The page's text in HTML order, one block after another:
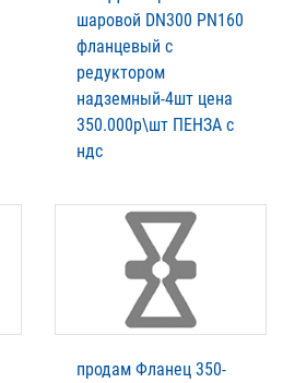
шаровой DN300 PN160
фланцевый с
редуктором
надземный-4шт цена
350.000р\шт ПЕНЗА с
ндс
продам Фланец 350-